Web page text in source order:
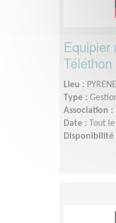
Equipier
Lieu :
Type :
Association :
Date :
Tout
Disponibilité